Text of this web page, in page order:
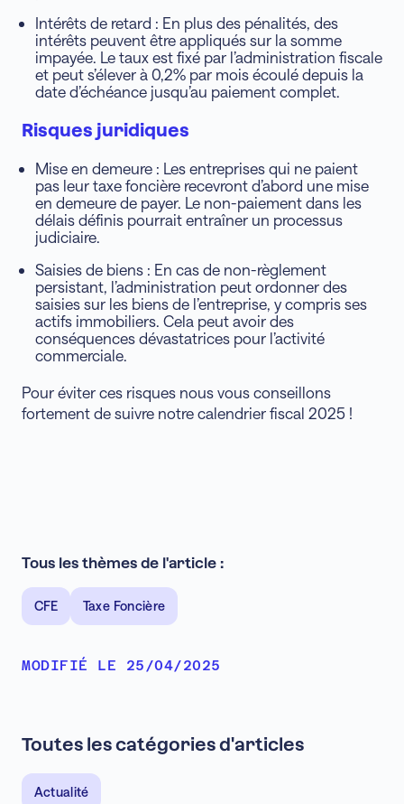
Intérêts de retard : En plus des pénalités, des
intérêts peuvent être appliqués sur la somme
impayée. Le taux est fixé par l’administration fiscale
et peut s’élever à 0,2% par mois écoulé depuis la
date d’échéance jusqu’au paiement complet.
Risques juridiques
Mise en demeure : Les entreprises qui ne paient
pas leur taxe foncière recevront d’abord une mise
en demeure de payer. Le non-paiement dans les
délais définis pourrait entraîner un processus
judiciaire.
Saisies de biens : En cas de non-règlement
persistant, l’administration peut ordonner des
saisies sur les biens de l’entreprise, y compris ses
actifs immobiliers. Cela peut avoir des
conséquences dévastatrices pour l’activité
commerciale.
Pour éviter ces risques nous vous conseillons
fortement de suivre notre calendrier fiscal 2025 !
Tous les thèmes de l'article :
CFE Taxe Foncière
MODIFIÉ LE 25/04/2025
Toutes les catégories d'articles
Actualité